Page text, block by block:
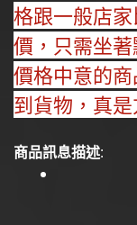
格跟一般店
價，只需坐
價格中意的
到貨物，真
商品訊息描述: